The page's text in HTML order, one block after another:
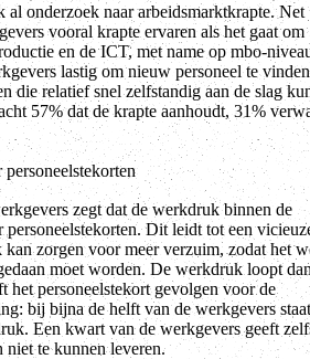
onderzoek naar arbeidsmarktkrapte. Net
vooral krapte ervaren als het gaat om
en de ICT, met name op mbo-
lastig om nieuw personeel te
die relatief snel zelfstandig aan de slag
57% dat de krapte aanhoudt, 31%
zegt dat de werkdruk binnen de
personeelstekorten. Dit leidt tot een
zorgen voor meer verzuim, zodat het
moet worden. De werkdruk loopt
het personeelstekort gevolgen voor de
bij bijna de helft van de werkgevers
Een kwart van de werkgevers geeft
niet te kunnen leveren.